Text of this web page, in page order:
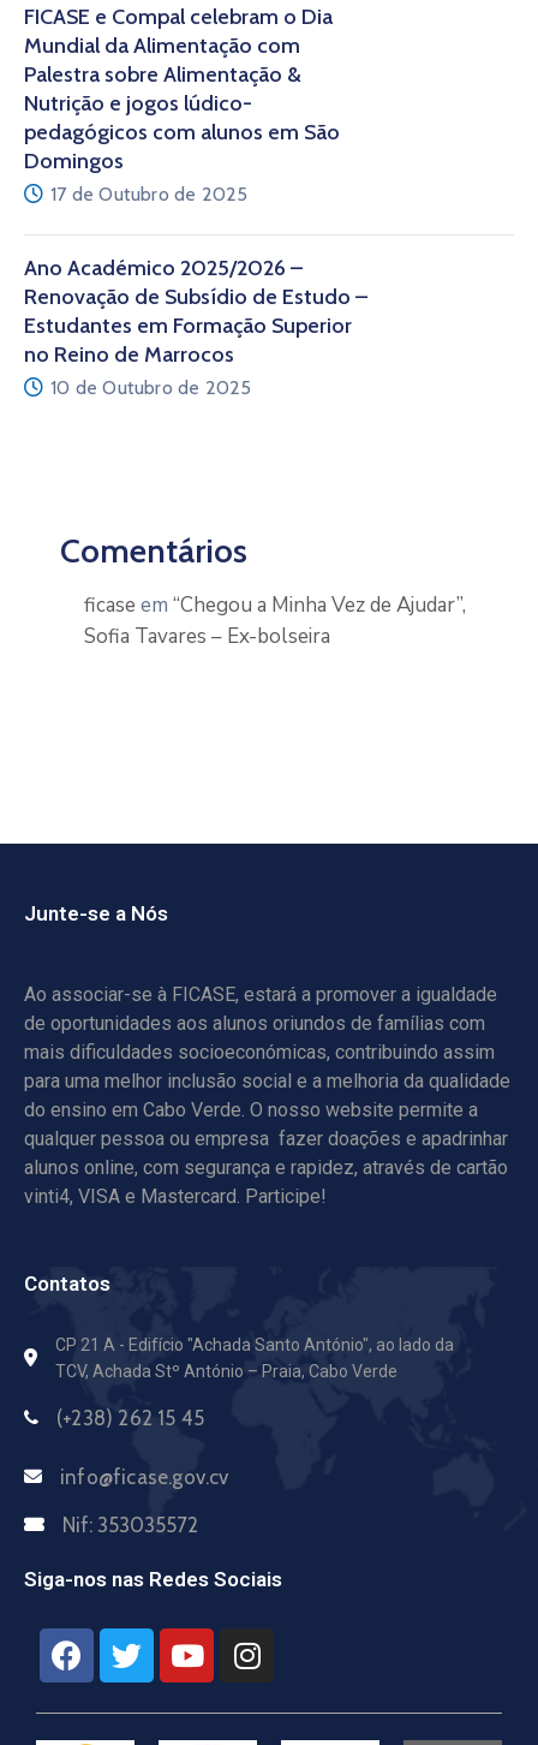
FICASE e Compal celebram o Dia
Mundial da Alimentação com
Palestra sobre Alimentação &
Nutrição e jogos lúdico-
pedagógicos com alunos em São
Domingos
17 de Outubro de 2025
Ano Académico 2025/2026 –
Renovação de Subsídio de Estudo –
Estudantes em Formação Superior
no Reino de Marrocos
10 de Outubro de 2025
Comentários
ficase em “Chegou a Minha Vez de Ajudar”,
Sofia Tavares – Ex-bolseira
Junte-se a Nós
Ao associar-se à FICASE, estará a promover a igualdade
de oportunidades aos alunos oriundos de famílias com
mais dificuldades socioeconómicas, contribuindo assim
para uma melhor inclusão social e a melhoria da qualidade
do ensino em Cabo Verde. O nosso website permite a
qualquer pessoa ou empresa fazer doações e apadrinhar
alunos online, com segurança e rapidez, através de cartão
vinti4, VISA e Mastercard. Participe!
Contatos
CP 21 A - Edifício "Achada Santo António", ao lado da
TCV, Achada Stº António – Praia, Cabo Verde
(+238) 262 15 45
info@ficase.gov.cv
Nif: 353035572
Siga-nos nas Redes Sociais